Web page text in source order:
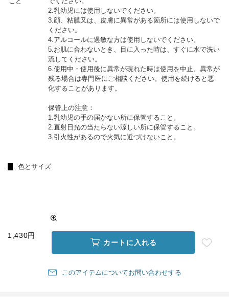
2.乳幼児には使用しないでください。
3.顔、粘膜又は、皮膚に異常がある箇所には使用しないで
ください。
4.アルコールに過敏な方は使用しないでください。
5.お肌に合わないとき、目に入った時は、すぐに水で洗い
流してください。
6.使用中・使用後に異常が現れた時は使用を中止、異常が
残る場合は専門医にご相談ください。使用を続けると悪
化することがあります。
保管上の注意：
1.乳幼児の手の届かない所に保管すること。
2.直射日光の当たらない涼しい所に保管すること。
3.引火性があるので火気に近づけないこと。
色とサイズ
1,430円
カートに入れる
このアイテムについてお問い合わせする